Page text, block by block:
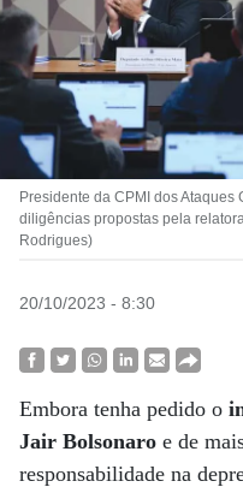
Presidente da CPMI dos
diligências propostas pela
Rodrigues)
20/10/2023 - 8:30
Embora tenha pedido o
Jair Bolsonaro e de
responsabilidade na